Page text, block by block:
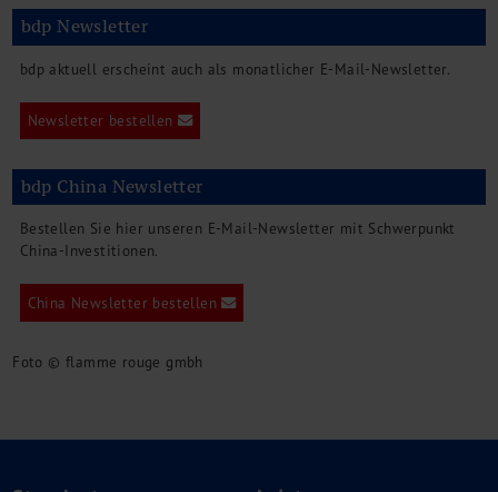
bdp Newsletter
bdp aktuell erscheint auch als monatlicher E-Mail-Newsletter.
Newsletter bestellen
bdp China Newsletter
Bestellen Sie hier unseren E-Mail-Newsletter mit Schwerpunkt
China-Investitionen.
China Newsletter bestellen
Foto © flamme rouge gmbh